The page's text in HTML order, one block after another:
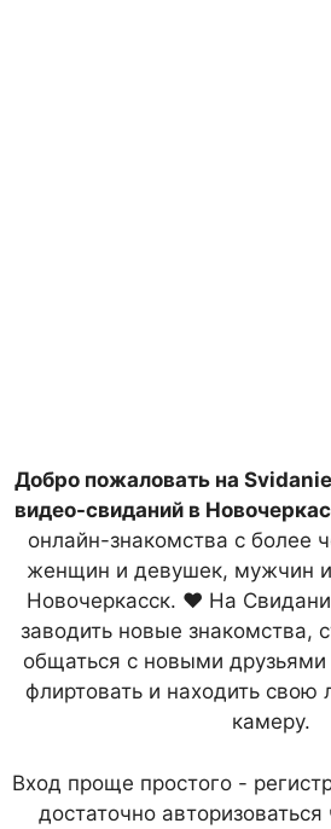
Добро пожаловать на
видео-свиданий в
онлайн-знакомства с более
женщин и девушек, мужчин и
Новочеркасск. ❤ На
заводить новые знакомства,
общаться с новыми друзьями
флиртовать и находить свою
камеру.
Вход проще простого -
достаточно авторизоваться